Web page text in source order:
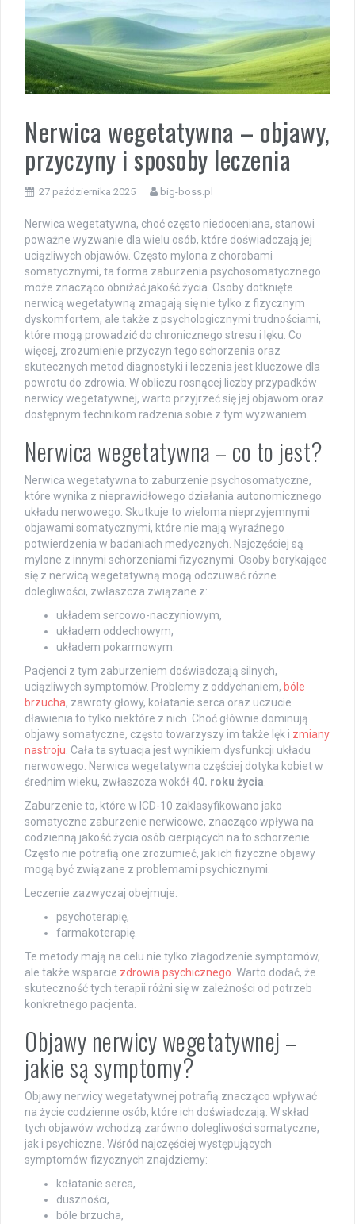
Nerwica wegetatywna – objawy,
przyczyny i sposoby leczenia
27 października 2025 big-boss.pl
Nerwica wegetatywna, choć często niedoceniana, stanowi
poważne wyzwanie dla wielu osób, które doświadczają jej
uciążliwych objawów. Często mylona z chorobami
somatycznymi, ta forma zaburzenia psychosomatycznego
może znacząco obniżać jakość życia. Osoby dotknięte
nerwicą wegetatywną zmagają się nie tylko z fizycznym
dyskomfortem, ale także z psychologicznymi trudnościami,
które mogą prowadzić do chronicznego stresu i lęku. Co
więcej, zrozumienie przyczyn tego schorzenia oraz
skutecznych metod diagnostyki i leczenia jest kluczowe dla
powrotu do zdrowia. W obliczu rosnącej liczby przypadków
nerwicy wegetatywnej, warto przyjrzeć się jej objawom oraz
dostępnym technikom radzenia sobie z tym wyzwaniem.
Nerwica wegetatywna – co to jest?
Nerwica wegetatywna to zaburzenie psychosomatyczne,
które wynika z nieprawidłowego działania autonomicznego
układu nerwowego. Skutkuje to wieloma nieprzyjemnymi
objawami somatycznymi, które nie mają wyraźnego
potwierdzenia w badaniach medycznych. Najczęściej są
mylone z innymi schorzeniami fizycznymi. Osoby borykające
się z nerwicą wegetatywną mogą odczuwać różne
dolegliwości, zwłaszcza związane z:
układem sercowo-naczyniowym,
układem oddechowym,
układem pokarmowym.
Pacjenci z tym zaburzeniem doświadczają silnych,
uciążliwych symptomów. Problemy z oddychaniem, bóle
brzucha, zawroty głowy, kołatanie serca oraz uczucie
dławienia to tylko niektóre z nich. Choć głównie dominują
objawy somatyczne, często towarzyszy im także lęk i zmiany
nastroju . Cała ta sytuacja jest wynikiem dysfunkcji układu
nerwowego. Nerwica wegetatywna częściej dotyka kobiet w
średnim wieku, zwłaszcza wokół 40. roku życia
Zaburzenie to, które w ICD-10 zaklasyfikowano jako
somatyczne zaburzenie nerwicowe, znacząco wpływa na
codzienną jakość życia osób cierpiących na to schorzenie.
Często nie potrafią one zrozumieć, jak ich fizyczne objawy
mogą być związane z problemami psychicznymi.
Leczenie zazwyczaj obejmuje:
psychoterapię,
farmakoterapię.
Te metody mają na celu nie tylko złagodzenie symptomów,
ale także wsparcie zdrowia psychicznego . Warto dodać, że
skuteczność tych terapii różni się w zależności od potrzeb
konkretnego pacjenta.
Objawy nerwicy wegetatywnej –
jakie są symptomy?
Objawy nerwicy wegetatywnej potrafią znacząco wpływać
na życie codzienne osób, które ich doświadczają. W skład
tych objawów wchodzą zarówno dolegliwości somatyczne,
jak i psychiczne. Wśród najczęściej występujących
symptomów fizycznych znajdziemy:
kołatanie serca,
duszności,
bóle brzucha,